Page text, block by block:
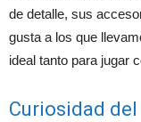
de detalle, sus
gusta a los que
ideal tanto para jugar
Curiosidad